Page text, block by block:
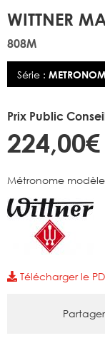
WITTNER
808M
Série :
Prix Public
224,00€
Métronome
Télécharger le